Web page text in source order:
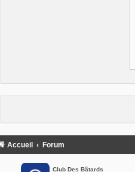
Accueil Forum
Club Des Bâtards